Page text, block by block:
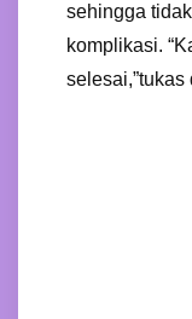
sehingga
komplikasi.
selesai,”tukas